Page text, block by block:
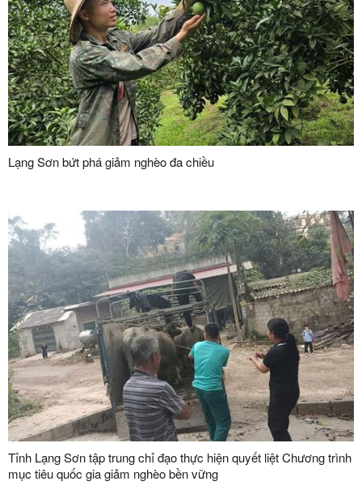
Lạng Sơn bứt phá giảm nghèo đa chiều
Tỉnh Lạng Sơn tập trung chỉ đạo thực hiện quyết liệt Chương trình
mục tiêu quốc gia giảm nghèo bền vững